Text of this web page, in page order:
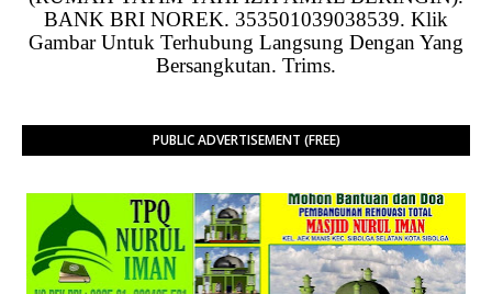
BANK BRI NOREK. 353501039038539. Klik
Gambar Untuk Terhubung Langsung Dengan Yang
Bersangkutan. Trims.
PUBLIC ADVERTISEMENT (FREE)